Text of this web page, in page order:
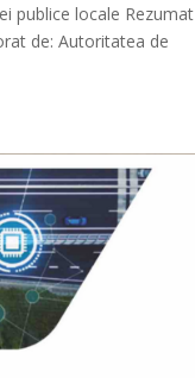
publice locale Rezumat
de: Autoritatea de